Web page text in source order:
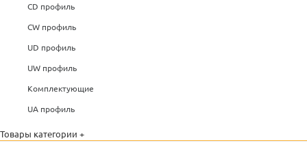
CD профиль
CW профиль
UD профиль
UW профиль
Комплектующие
UA профиль
Товары категории +